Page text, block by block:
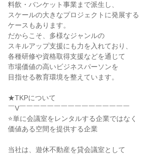
料飲・バンケット事業まで派生し、
スケールの大きなプロジェクトに発展する
ケースもあります。
だからこそ、多様なジャンルの
スキルアップ支援にも力を入れており、
各種研修や資格取得支援などを通じて
市場価値の高いビジネスパーソンを
目指せる教育環境を整えています。
★TKPについて
￣V￣￣￣￣￣￣￣￣￣￣￣￣￣￣￣￣
⭐単に会議室をレンタルする企業ではなく
価値ある空間を提供する企業
当社は、遊休不動産を貸会議室として